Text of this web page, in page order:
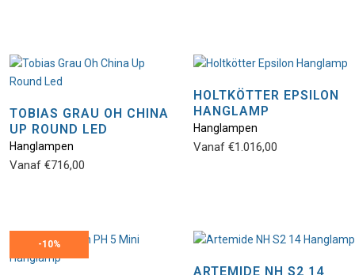
TOBIAS GRAU OH CHINA
UP ROUND LED
Hanglampen
Vanaf €716,00
HOLTKÖTTER EPSILON
HANGLAMP
Hanglampen
Vanaf €1.016,00
-10%
ARTEMIDE NH S2 14